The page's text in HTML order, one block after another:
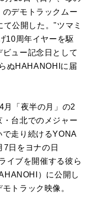
デモトラックムー
公開した。"ツマミ
10周年イヤーを駆
ュー記念日として
ぬHAHANOHIに届
月「夜半の月」の2
台北でのメジャー
で走り続けるYONA
日をヨナの日
イブを開催する彼ら
）に公開し
トラック映像。